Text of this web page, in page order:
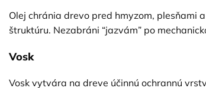
Olej chránia drevo pred hmyzom, plesňami
štruktúru. Nezabráni “jazvám” po
Vosk
Vosk vytvára na dreve účinnú ochrannú